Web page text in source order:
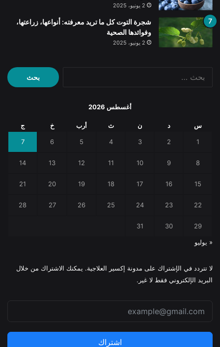
2 يونيو، 2025
شجرة التوت كل ما تريد معرفته: أنواعها، زراعتها،
وفوائدها الصحية
2 يونيو، 2025
البحث
عن:
أغسطس 2026
س د ن ث أرب خ ج
1
2
3
4
5
6
7
8
9
10
11
12
13
14
15
16
17
18
19
20
21
22
23
24
25
26
27
28
29
30
31
« يوليو
لا تتردد في الإشتراك على مدونة إكسير العلاجية. يمكنك الاشتراك من خلال
البريد الإلكتروني فقط لا غير.
اشتراك